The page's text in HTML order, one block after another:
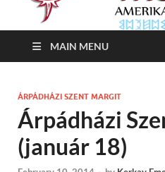
MAIN MENU
ÁRPÁDHÁZI SZENT MARGIT
Árpádházi
(január 18)